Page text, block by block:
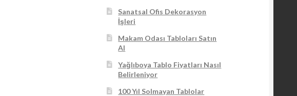
Sanatsal Ofis Dekorasyon
İşleri
Makam Odası Tabloları Satın
Al
Yağlıboya Tablo Fiyatları Nasıl
Belirleniyor
100 Yıl Solmayan Tablolar